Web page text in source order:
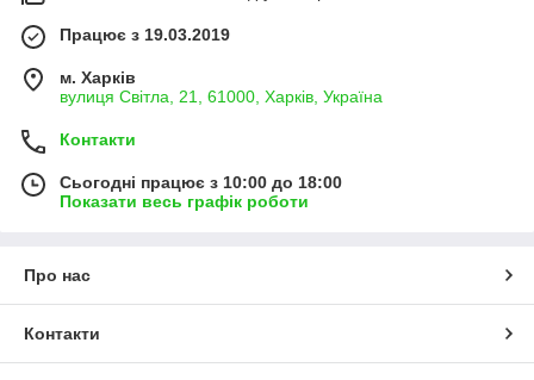
Працює з 19.03.2019
м. Харків
вулиця Світла, 21, 61000, Харків, Україна
Контакти
Сьогодні працює з 10:00 до 18:00
Показати весь графік роботи
Про нас
Контакти